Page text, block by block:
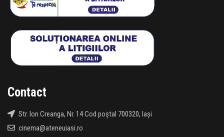
Contact
Str. Ion Creanga, Nr. 14 Cod poștal 700320, Iași
cinema@ateneuiasi.ro